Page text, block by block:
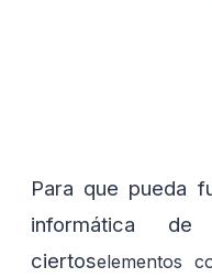
Para que pueda
informática
ciertoselementos